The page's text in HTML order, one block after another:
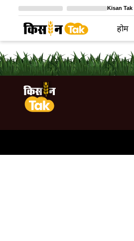
Kisan Tak
Crime Tak Astro Tak
होम